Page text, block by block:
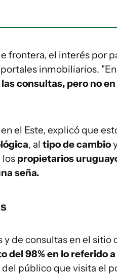
frontera, el interés por
inmobiliarios. "En
consultas, pero no
el Este, explicó que
, al tipo de cambio
los propietarios
seña.
de consultas en el
del 98% en lo referido a
del público que visita el